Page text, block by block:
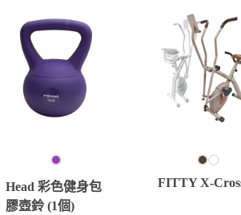
Head 彩色健身包
膠壺鈴 (1個)
FITTY X-